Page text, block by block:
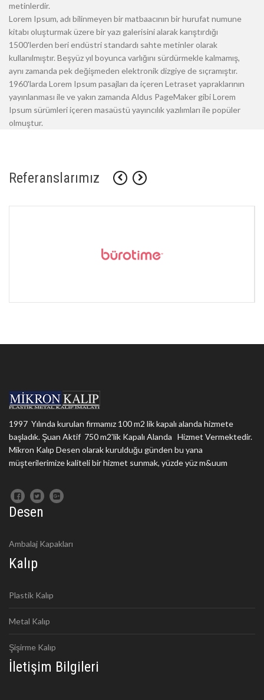
metinlerdir.
Lorem Ipsum, adı bilinmeyen bir matbaacının bir hurufat numune
kitabı oluşturmak üzere bir yazı galerisini alarak karıştırdığı
1500'lerden beri endüstri standardı sahte metinler olarak
kullanılmıştır. Beşyüz yıl boyunca varlığını sürdürmekle kalmamış,
aynı zamanda pek değişmeden elektronik dizgiye de sıçramıştır.
1960'larda Lorem Ipsum pasajları da içeren Letraset yapraklarının
yayınlanması ile ve yakın zamanda Aldus PageMaker gibi Lorem
Ipsum sürümleri içeren masaüstü yayıncılık yazılımları ile popüler
olmuştur.
Referanslarımız
1997 Yılında kurulan firmamız 100 m2 lik kapalı alanda hizmete
başladık. Şuan Aktif 750 m2'lik Kapalı Alanda Hizmet Vermektedir.
Mikron Kalıp Desen olarak kurulduğu günden bu yana
müşterilerimize kaliteli bir hizmet sunmak, yüzde yüz m&uum
Desen
Ambalaj Kapakları
Kalıp
Plastik Kalıp
Metal Kalıp
Şişirme Kalıp
İletişim Bilgileri